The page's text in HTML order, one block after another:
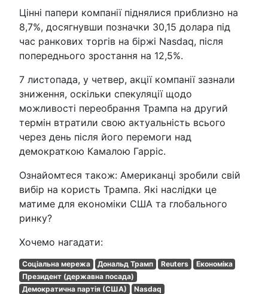
Цінні папери компанії піднялися приблизно на
8,7%, досягнувши позначки 30,15 долара під
час ранкових торгів на біржі Nasdaq, після
попереднього зростання на 12,5%.
7 листопада, у четвер, акції компанії зазнали
зниження, оскільки спекуляції щодо
можливості переобрання Трампа на другий
термін втратили свою актуальність всього
через день після його перемоги над
демократкою Камалою Гарріс.
Ознайомтеся також: Американці зробили свій
вибір на користь Трампа. Які наслідки це
матиме для економіки США та глобального
ринку?
Хочемо нагадати:
Соціальна мережа Дональд Трамп Reuters
Економіка
Президент (державна посада)
Демократична партія (США)
Nasdaq